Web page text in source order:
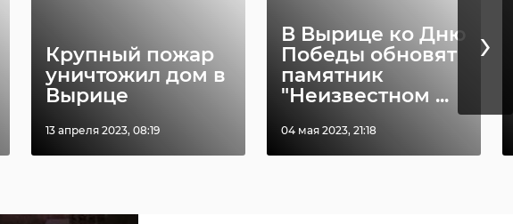
Крупный пожар
уничтожил дом в
Вырице
13 апреля 2023, 08:19
В Вырице ко Дню
Победы обновят
памятник
"Неизвестном ...
04 мая 2023, 21:18
›